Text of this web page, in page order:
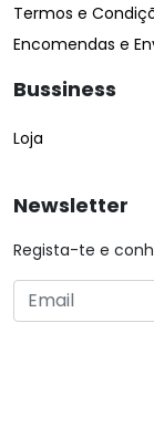
Termos e
Encomendas e
Bussiness
Loja
Newsletter
Regista-te e